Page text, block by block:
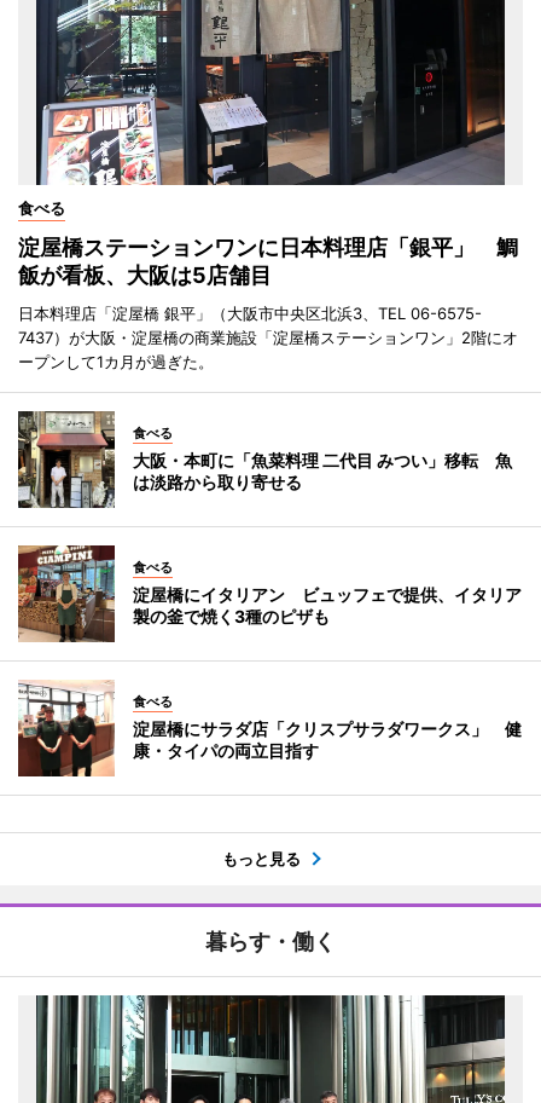
食べる
淀屋橋ステーションワンに日本料理店「銀平」 鯛
飯が看板、大阪は5店舗目
日本料理店「淀屋橋 銀平」（大阪市中央区北浜3、TEL 06-6575-
7437）が大阪・淀屋橋の商業施設「淀屋橋ステーションワン」2階にオ
ープンして1カ月が過ぎた。
食べる
大阪・本町に「魚菜料理 二代目 みつい」移転 魚
は淡路から取り寄せる
食べる
淀屋橋にイタリアン ビュッフェで提供、イタリア
製の釜で焼く3種のピザも
食べる
淀屋橋にサラダ店「クリスプサラダワークス」 健
康・タイパの両立目指す
もっと見る
暮らす・働く